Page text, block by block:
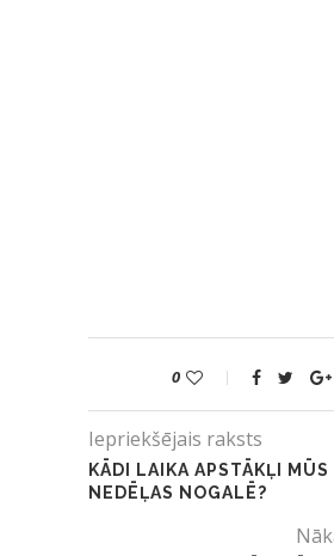
0
Iepriekšējais raksts
KĀDI LAIKA APSTĀKĻI MŪS
NEDĒĻAS NOGALĒ?